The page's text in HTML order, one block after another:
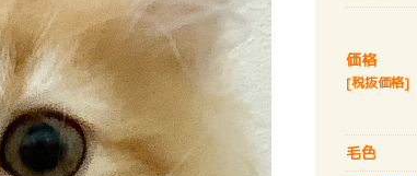
価格
[税抜価格]
毛色